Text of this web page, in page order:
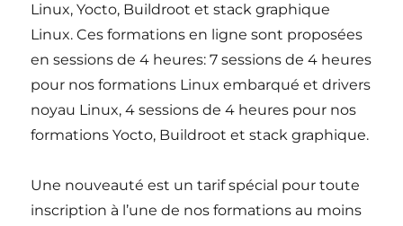
Linux, Yocto, Buildroot et stack graphique
Linux. Ces formations en ligne sont proposées
en sessions de 4 heures: 7 sessions de 4 heures
pour nos formations Linux embarqué et drivers
noyau Linux, 4 sessions de 4 heures pour nos
formations Yocto, Buildroot et stack graphique.
Une nouveauté est un tarif spécial pour toute
inscription à l’une de nos formations au moins